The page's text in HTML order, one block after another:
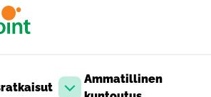
Ammatillinen